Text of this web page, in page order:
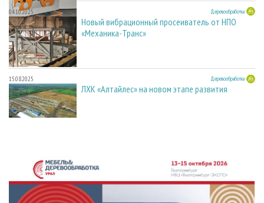
04.10.2025 Деревообработка
Новый вибрационный просеиватель от НПО
«Механика-Транс»
15.08.2025 Деревообработка
ЛХК «Алтайлес» на новом этапе развития